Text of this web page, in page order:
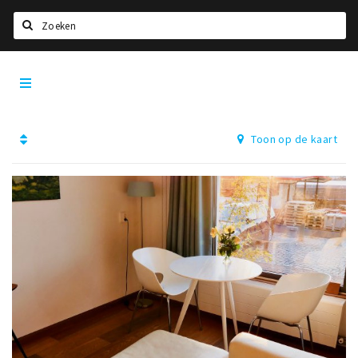
Home
Bioscoopagenda
Nieuws
Leuke tips & trends
Slapen
Toon op de kaart